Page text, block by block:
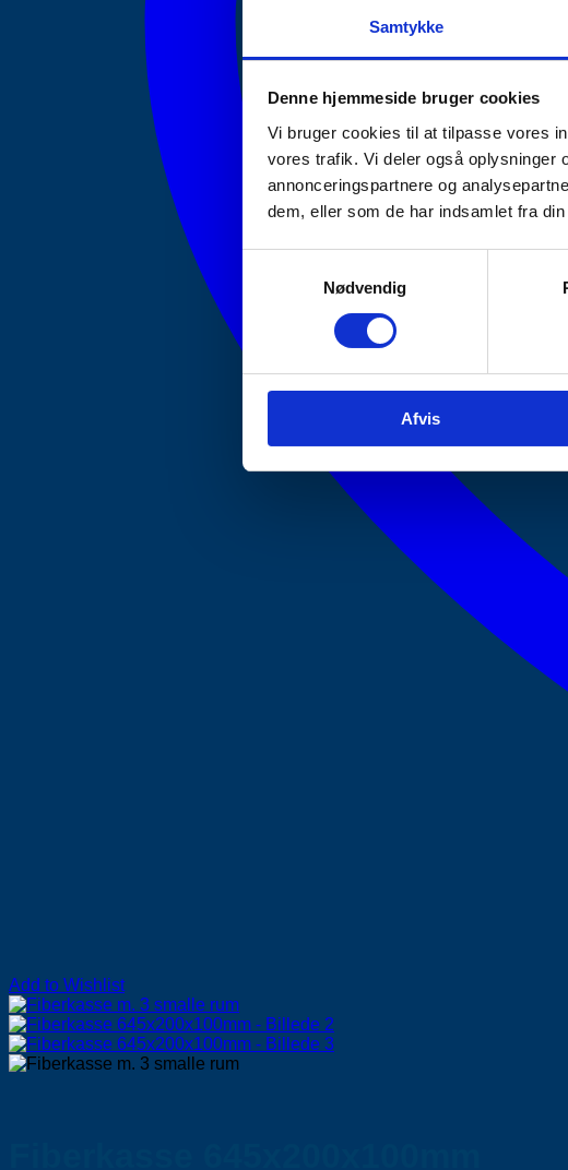
Samtykke
Denne hjemmeside bruger cookies
Vi bruger cookies til at tilpasse vores
vores trafik. Vi deler også oplysninger
annonceringspartnere og
dem, eller som de har indsamlet fra
Nødvendig
Afvis
Add to Wishlist